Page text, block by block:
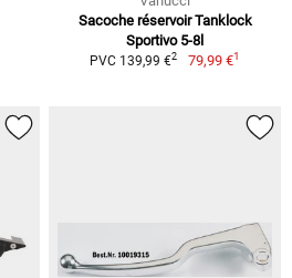
Sacoche réservoir Tanklock
Sportivo 5-8l
PVC 139,99 €2 79,99 €1